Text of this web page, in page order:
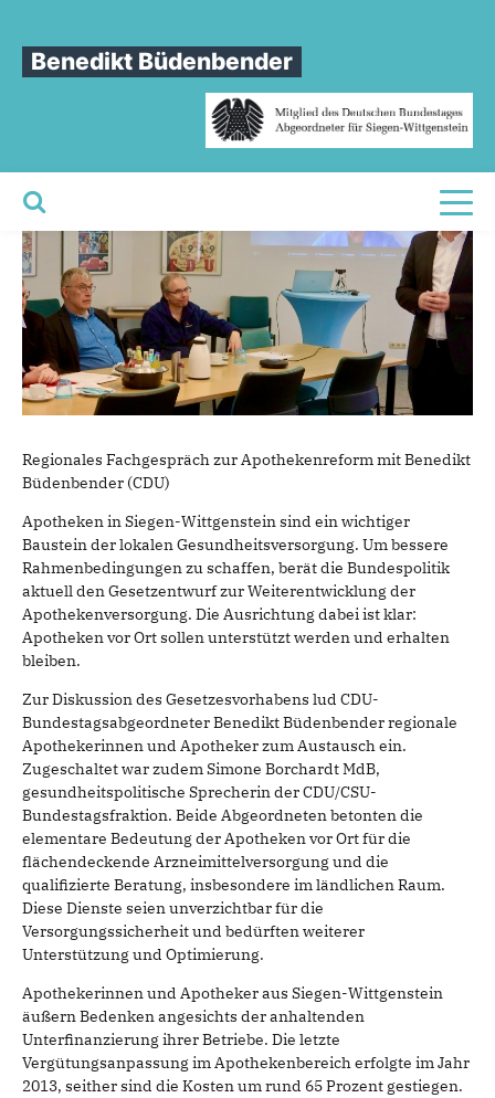
Benedikt Büdenbender
Sie sind hier
Vor-Ort-ApothekeninSiegen-
unterstützen
Regionales Fachgespräch zur Apothekenreform mit Benedikt
Büdenbender (CDU)
Apotheken in Siegen-Wittgenstein sind ein wichtiger
Baustein der lokalen Gesundheitsversorgung. Um bessere
Rahmenbedingungen zu schaffen, berät die Bundespolitik
aktuell den Gesetzentwurf zur Weiterentwicklung der
Apothekenversorgung. Die Ausrichtung dabei ist klar:
Apotheken vor Ort sollen unterstützt werden und erhalten
bleiben.
Zur Diskussion des Gesetzesvorhabens lud CDU-
Bundestagsabgeordneter Benedikt Büdenbender regionale
Apothekerinnen und Apotheker zum Austausch ein.
Zugeschaltet war zudem Simone Borchardt MdB,
gesundheitspolitische Sprecherin der CDU/CSU-
Bundestagsfraktion. Beide Abgeordneten betonten die
elementare Bedeutung der Apotheken vor Ort für die
flächendeckende Arzneimittelversorgung und die
qualifizierte Beratung, insbesondere im ländlichen Raum.
Diese Dienste seien unverzichtbar für die
Versorgungssicherheit und bedürften weiterer
Unterstützung und Optimierung.
Apothekerinnen und Apotheker aus Siegen-Wittgenstein
äußern Bedenken angesichts der anhaltenden
Unterfinanzierung ihrer Betriebe. Die letzte
Vergütungsanpassung im Apothekenbereich erfolgte im Jahr
2013, seither sind die Kosten um rund 65 Prozent gestiegen.